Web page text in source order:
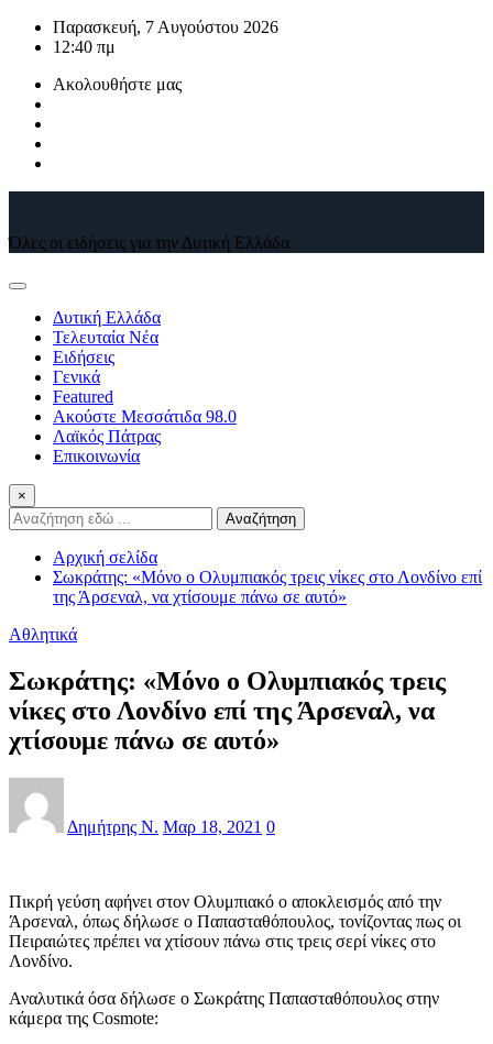
ΜετάβασηΠαρασκευή, 7 Αυγούστου 2026
12:40 πμ
Ακολουθήστε μας
Όλες οι ειδήσεις για την Δυτική Ελλάδα
Δυτική Ελλάδα
Τελευταία Νέα
Ειδήσεις
Γενικά
Featured
Ακούστε Μεσσάτιδα 98.0
Λαϊκός Πάτρας
Επικοινωνία
×
Αναζήτηση
Αρχική σελίδα
Σωκράτης: «Μόνο ο Ολυμπιακός τρεις νίκες στο Λονδίνο επί
της Άρσεναλ, να χτίσουμε πάνω σε αυτό»
Αθλητικά
Σωκράτης: «Μόνο ο Ολυμπιακός τρεις
νίκες στο Λονδίνο επί της Άρσεναλ, να
χτίσουμε πάνω σε αυτό»
Δημήτρης Ν. Μαρ 18, 2021 0
Πικρή γεύση αφήνει στον Ολυμπιακό ο αποκλεισμός από την
Άρσεναλ, όπως δήλωσε ο Παπασταθόπουλος, τονίζοντας πως οι
Πειραιώτες πρέπει να χτίσουν πάνω στις τρεις σερί νίκες στο
Λονδίνο.
Αναλυτικά όσα δήλωσε ο Σωκράτης Παπασταθόπουλος στην
κάμερα της Cosmote: